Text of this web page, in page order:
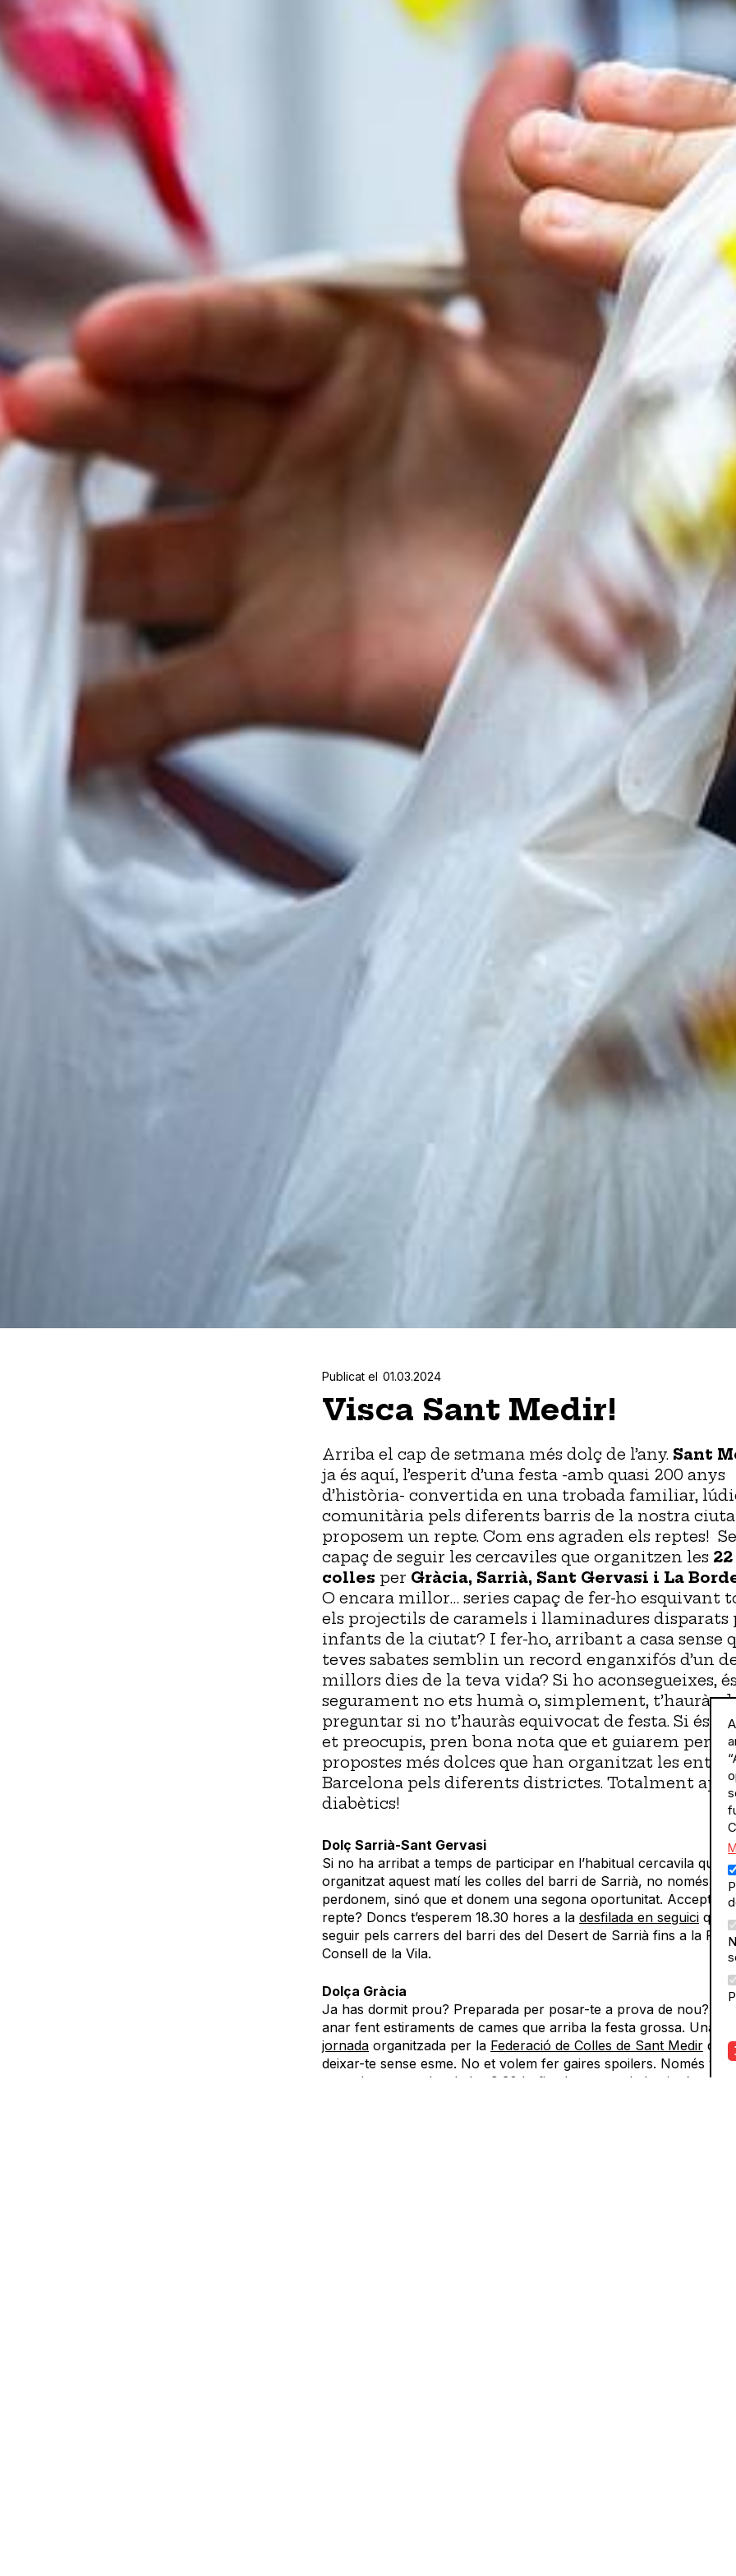
Publicat el 01.03.2024
Visca Sant Medir!
Arriba el cap de setmana més dolç de l’any. Sant
ja és aquí, l’esperit d’una festa -amb quasi 200 anys
d’història- convertida en una trobada familiar,
comunitària pels diferents barris de la nostra
proposem un repte. Com ens agraden els reptes!
capaç de seguir les cercaviles que organitzen les 22
colles per Gràcia, Sarrià, Sant Gervasi i La
O encara millor… series capaç de fer-ho esquivant
els projectils de caramels i llaminadures disparats
infants de la ciutat? I fer-ho, arribant a casa sense
teves sabates semblin un record enganxifós d’un
millors dies de la teva vida? Si ho aconsegueixes,
segurament no ets humà o, simplement, t’hauràs
preguntar si no t’hauràs equivocat de festa. Si és
et preocupis, pren bona nota que et guiarem per les
propostes més dolces que han organitzat les
Barcelona pels diferents districtes. Totalment
diabètics!
Dolç Sarrià-Sant Gervasi
Si no ha arribat a temps de participar en l’habitual cercavila que
organitzat aquest matí les colles del barri de Sarrià, no només et
perdonem, sinó que et donem una segona oportunitat. Acceptes
repte? Doncs t’esperem 18.30 hores a la desfilada en seguici que
seguir pels carrers del barri des del Desert de Sarrià fins a la
Consell de la Vila.
Dolça Gràcia
Ja has dormit prou? Preparada per posar-te a prova de nou? Ja
anar fent estiraments de cames que arriba la festa grossa. Una
jornada organitzada per la Federació de Colles de Sant Medir que
deixar-te sense esme. No et volem fer gaires spoilers. Només
recordar-te que des de les 9:30 h, fins ben entrada la nit,